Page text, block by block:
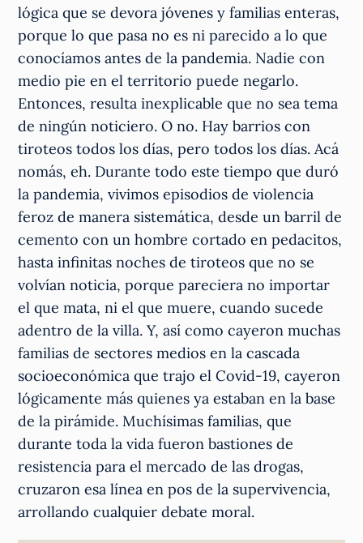
lógica que se devora jóvenes y familias enteras,
porque lo que pasa no es ni parecido a lo que
conocíamos antes de la pandemia. Nadie con
medio pie en el territorio puede negarlo.
Entonces, resulta inexplicable que no sea tema
de ningún noticiero. O no. Hay barrios con
tiroteos todos los días, pero todos los días. Acá
nomás, eh. Durante todo este tiempo que duró
la pandemia, vivimos episodios de violencia
feroz de manera sistemática, desde un barril de
cemento con un hombre cortado en pedacitos,
hasta infinitas noches de tiroteos que no se
volvían noticia, porque pareciera no importar
el que mata, ni el que muere, cuando sucede
adentro de la villa. Y, así como cayeron muchas
familias de sectores medios en la cascada
socioeconómica que trajo el Covid-19, cayeron
lógicamente más quienes ya estaban en la base
de la pirámide. Muchísimas familias, que
durante toda la vida fueron bastiones de
resistencia para el mercado de las drogas,
cruzaron esa línea en pos de la supervivencia,
arrollando cualquier debate moral.